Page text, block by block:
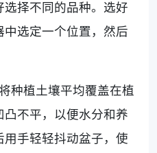
择不同的品种。选好
选定一个位置，然后
种植土壤平均覆盖在植
不平，以便水分和养
手轻轻抖动盆子，使